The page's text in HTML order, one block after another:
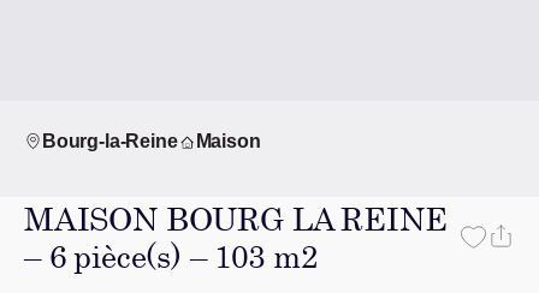
Bourg-la-Reine Maison
MAISON BOURG LA REINE
– 6 pièce(s) – 103 m2